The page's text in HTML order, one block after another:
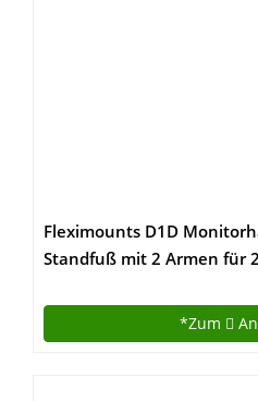
Fleximounts D1D
Standfuß mit 2 Armen für
Belastbarkeit:10 kg/pro
schwenkbar 360°,
*Zum